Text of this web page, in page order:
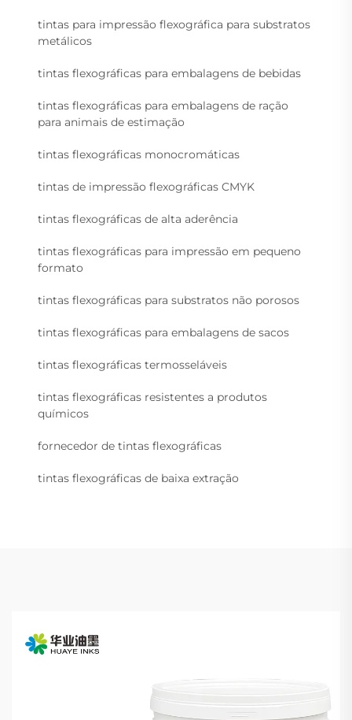
tintas para impressão flexográfica para substratos
metálicos
tintas flexográficas para embalagens de bebidas
tintas flexográficas para embalagens de ração
para animais de estimação
tintas flexográficas monocromáticas
tintas de impressão flexográficas CMYK
tintas flexográficas de alta aderência
tintas flexográficas para impressão em pequeno
formato
tintas flexográficas para substratos não porosos
tintas flexográficas para embalagens de sacos
tintas flexográficas termosseláveis
tintas flexográficas resistentes a produtos
químicos
fornecedor de tintas flexográficas
tintas flexográficas de baixa extração